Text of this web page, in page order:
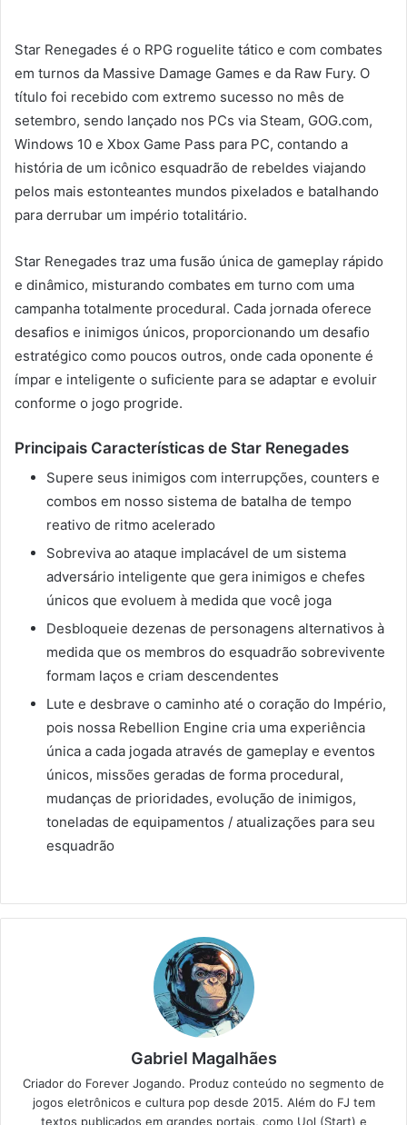
Star Renegades é o RPG roguelite tático e com combates
em turnos da Massive Damage Games e da Raw Fury. O
título foi recebido com extremo sucesso no mês de
setembro, sendo lançado nos PCs via Steam, GOG.com,
Windows 10 e Xbox Game Pass para PC, contando a
história de um icônico esquadrão de rebeldes viajando
pelos mais estonteantes mundos pixelados e batalhando
para derrubar um império totalitário.
Star Renegades traz uma fusão única de gameplay rápido
e dinâmico, misturando combates em turno com uma
campanha totalmente procedural. Cada jornada oferece
desafios e inimigos únicos, proporcionando um desafio
estratégico como poucos outros, onde cada oponente é
ímpar e inteligente o suficiente para se adaptar e evoluir
conforme o jogo progride.
Principais Características de Star Renegades
Supere seus inimigos com interrupções, counters e
combos em nosso sistema de batalha de tempo
reativo de ritmo acelerado
Sobreviva ao ataque implacável de um sistema
adversário inteligente que gera inimigos e chefes
únicos que evoluem à medida que você joga
Desbloqueie dezenas de personagens alternativos à
medida que os membros do esquadrão sobrevivente
formam laços e criam descendentes
Lute e desbrave o caminho até o coração do Império,
pois nossa Rebellion Engine cria uma experiência
única a cada jogada através de gameplay e eventos
únicos, missões geradas de forma procedural,
mudanças de prioridades, evolução de inimigos,
toneladas de equipamentos / atualizações para seu
esquadrão
Gabriel Magalhães
Criador do Forever Jogando. Produz conteúdo no segmento de
jogos eletrônicos e cultura pop desde 2015. Além do FJ tem
textos publicados em grandes portais, como Uol (Start) e